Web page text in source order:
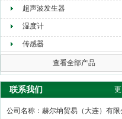
超声波发生器
湿度计
传感器
查看全部产品
联系我们
公司名称：赫尔纳贸易（大连）有限